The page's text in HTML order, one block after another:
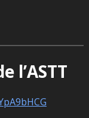
l’ASTT